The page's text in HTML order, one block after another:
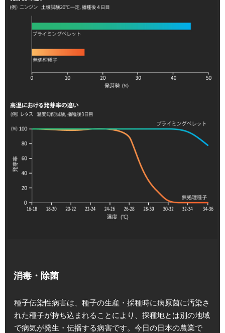
消毒・除菌
種子伝染性病害は、種子の生産・採種時に病原菌に汚染さ
れた種子が持ち込まれることにより、採種地とは別の地域
で病気が発生・伝播する病害です。今日の日本の農業で